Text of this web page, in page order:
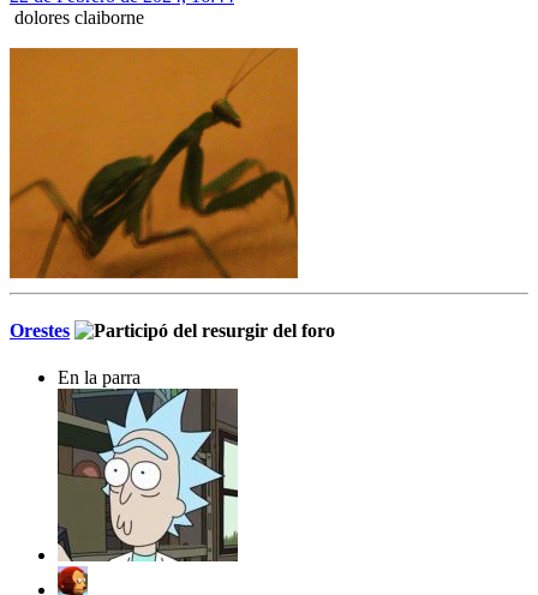
dolores claiborne
Orestes
En la parra